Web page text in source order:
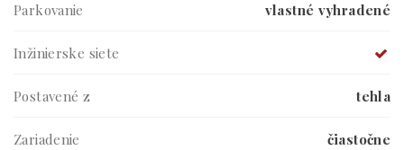
Parkovanie vlastné vyhradené
Inžinierske siete
Postavené z tehla
Zariadenie čiastočne